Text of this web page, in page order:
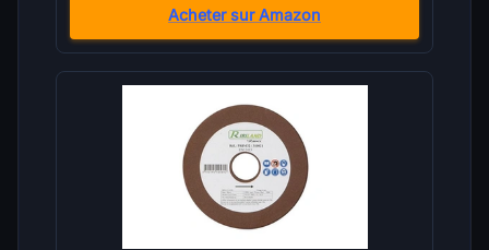
Acheter sur Amazon